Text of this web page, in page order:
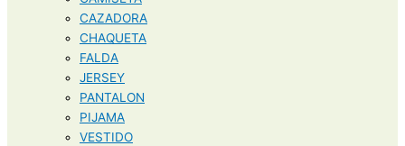
CAZADORA
CHAQUETA
FALDA
JERSEY
PANTALON
PIJAMA
VESTIDO